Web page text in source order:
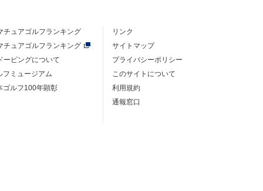
チュアゴルフランキング
チュアゴルフランキング
ーピングについて
フミュージアム
ゴルフ100年顕彰
リンク
サイトマップ
プライバシーポリシー
このサイトについて
利用規約
通報窓口